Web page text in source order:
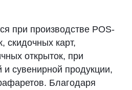
при производстве POS-
скидочных карт,
открыток, при
сувенирной продукции,
Благодаря